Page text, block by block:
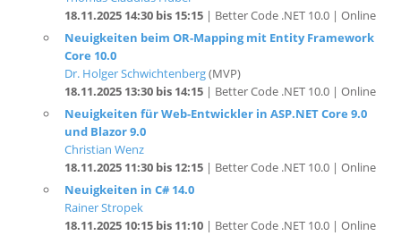
Core 10.0
Dr. Holger Schwichtenberg(MVP)
18.11.2025 13:30 bis 14:15
Neuigkeiten für Web-Entwickler in ASP.NET Core 9.0
und Blazor 9.0
Christian Wenz
18.11.2025 11:30 bis 12:15
Neuigkeiten in C# 14.0
Rainer Stropek
18.11.2025 10:15 bis 11:10
.NET 10.0 im Überblick: Neuigkeiten für SDK, Runtime
und Basisklassen